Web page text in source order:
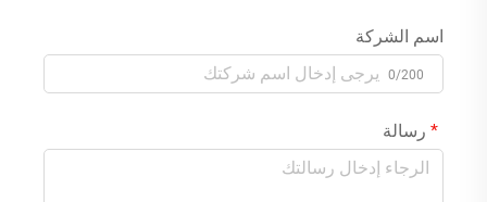
اسم الشركة
0/200
رسالة